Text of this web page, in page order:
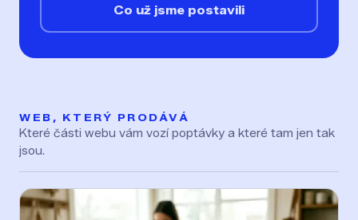
Co už jsme postavili
WEB, KTERÝ PRODÁVÁ
Které části webu vám vozí poptávky a které tam jen tak
jsou.